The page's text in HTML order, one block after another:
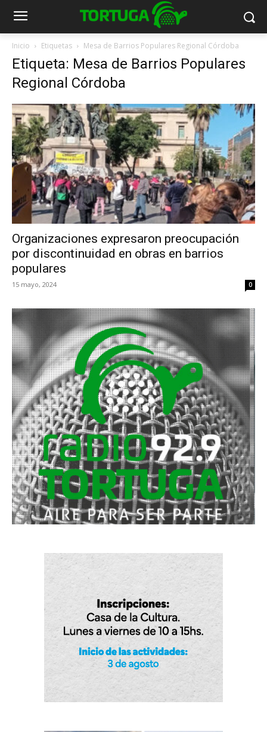
Inicio Etiquetas Mesa de Barrios Populares Regional Córdoba
Etiqueta: Mesa de Barrios Populares
Regional Córdoba
Organizaciones expresaron preocupación
por discontinuidad en obras en barrios
populares
15 mayo, 2024 0